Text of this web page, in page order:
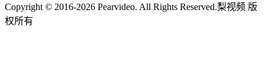
Copyright © 2016-2026 Pearvideo. All Rights Reserved.梨视频 版
权所有